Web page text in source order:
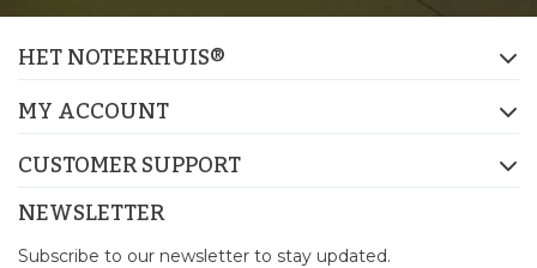
HET NOTEERHUIS®
MY ACCOUNT
CUSTOMER SUPPORT
NEWSLETTER
Subscribe to our newsletter to stay updated.